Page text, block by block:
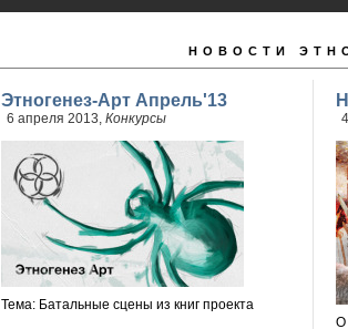
НОВОСТИ
Этногенез-Арт Апрель'13
6 апреля 2013, Конкурсы
Тема: Батальные сцены из книг проекта
О